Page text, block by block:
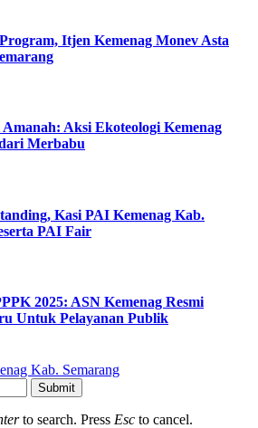
Itjen Kemenag Monev Asta
Aksi Ekoteologi Kemenag
Merbabu
Kasi PAI Kemenag Kab.
PAI Fair
2025: ASN Kemenag Resmi
Untuk Pelayanan Publik
Kab. Semarang
Submit
to search. Press Esc to cancel.